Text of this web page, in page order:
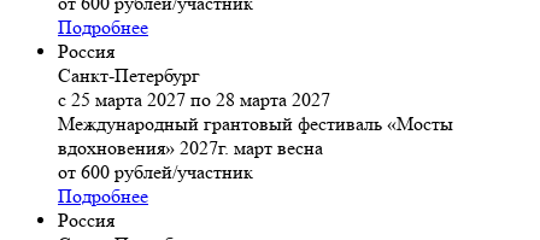
Подробнее
Россия
Санкт-Петербург
с 25 марта 2027 по 28 марта 2027
Международный грантовый фестиваль «Мосты
вдохновения» 2027г. март весна
от 600 рублей/участник
Подробнее
Россия